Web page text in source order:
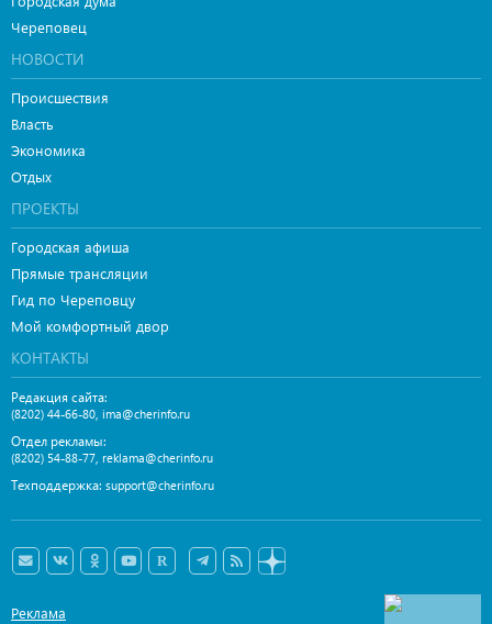
Череповец
НОВОСТИ
Происшествия
Власть
Экономика
Отдых
ПРОЕКТЫ
Городская афиша
Прямые трансляции
Гид по Череповцу
Мой комфортный двор
КОНТАКТЫ
Редакция сайта:
(8202) 44-66-80 ima@cherinfo.ru
Отдел рекламы:
(8202) 54-88-77 reklama@cherinfo.ru
Техподдержка: support@cherinfo.ru
Реклама